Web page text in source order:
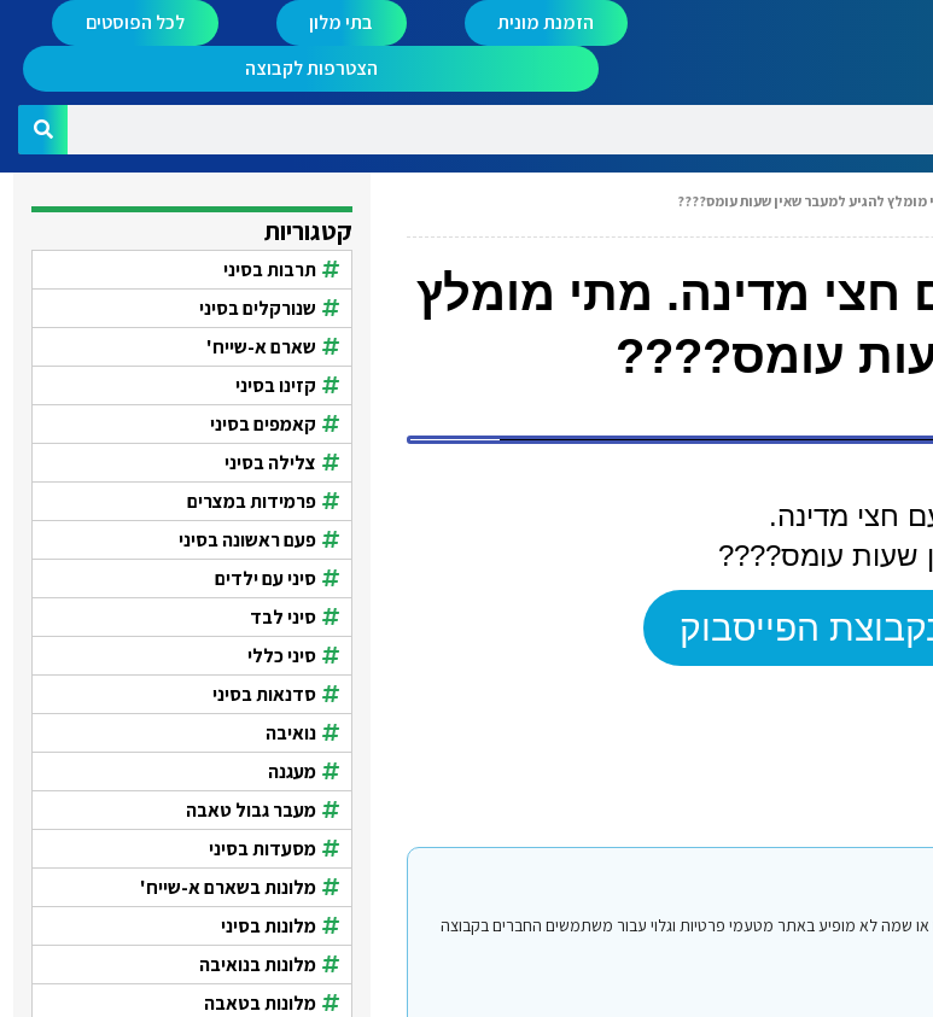
הזמנת מונית בתי מלון
לכל הפוסטים
הצטרפות לקבוצה
מומלץ להגיע למעבר שאין שעות עומס????
חצי מדינה. מתי מומלץ
עומס????
חצי מדינה.
שעות עומס????
הפייסבוק
אחד מחברי או חברות קבוצת הפייסבוק "סיני טיפים והמלצות" לפני 7 שנים. שמו או שמה לא מופיע באתר מטעמי פרטיות וגלוי עבור משתמשים החברים בקבוצה
קטגוריות
תרבות בסיני
שנורקלים בסיני
שארם א-שייח'
קזינו בסיני
קאמפים בסיני
צלילה בסיני
פרמידות במצרים
פעם ראשונה בסיני
סיני עם ילדים
סיני לבד
סיני כללי
סדנאות בסיני
נואיבה
מעגנה
מעבר גבול טאבה
מסעדות בסיני
מלונות בשארם א-שייח'
מלונות בסיני
מלונות בנואיבה
מלונות בטאבה